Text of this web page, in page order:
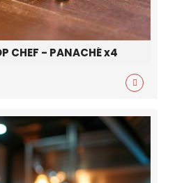
CHEF - PANACHÉ x4